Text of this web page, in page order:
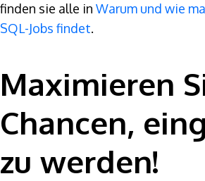
finden sie alle in Warum und wie
SQL-Jobs findet.
Maximieren
Chancen,
zu werden!